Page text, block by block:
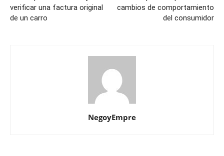
verificar una factura original
de un carro
cambios de comportamiento
del consumidor
NegoyEmpre